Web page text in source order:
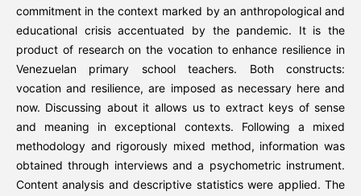
commitment in the context marked by an anthropological and
educational crisis accentuated by the pandemic. It is the
product of research on the vocation to enhance resilience in
Venezuelan primary school teachers. Both constructs:
vocation and resilience, are imposed as necessary here and
now. Discussing about it allows us to extract keys of sense
and meaning in exceptional contexts. Following a mixed
methodology and rigorously mixed method, information was
obtained through interviews and a psychometric instrument.
Content analysis and descriptive statistics were applied. The